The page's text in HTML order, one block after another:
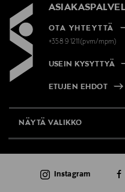
OTA YHTEYTTÄ
+358 9 1211(pvm/mpm)
USEIN KYSYTTYÄ
ETUJEN EHDOT
NÄYTÄ VALIKKO
AJANKOHTAISTA
Instagram